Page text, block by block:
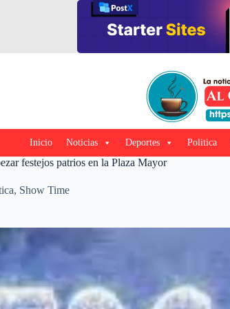
Inicio Noticias Deportes Politica
festejos patrios en la Plaza Mayor
, Show Time